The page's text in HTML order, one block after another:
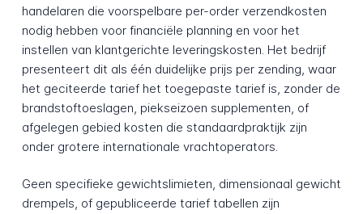
handelaren die voorspelbare per-order verzendkosten
nodig hebben voor financiële planning en voor het
instellen van klantgerichte leveringskosten. Het bedrijf
presenteert dit als één duidelijke prijs per zending, waar
het geciteerde tarief het toegepaste tarief is, zonder de
brandstoftoeslagen, piekseizoen supplementen, of
afgelegen gebied kosten die standaardpraktijk zijn
onder grotere internationale vrachtoperators.
Geen specifieke gewichtslimieten, dimensionaal gewicht
drempels, of gepubliceerde tarief tabellen zijn